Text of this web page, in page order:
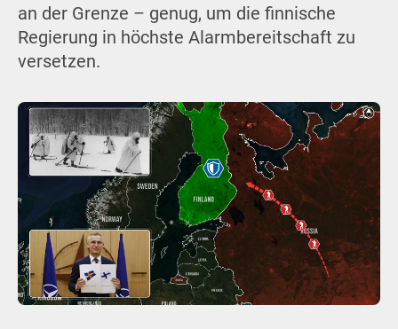
an der Grenze – genug, um die finnische
Regierung in höchste Alarmbereitschaft zu
versetzen.